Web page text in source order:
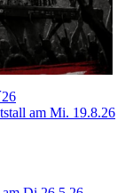
am Mi. 19.8.26